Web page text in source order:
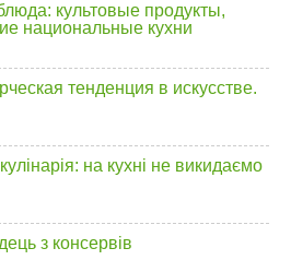
культовые продукты,
национальные кухни
тенденция в искусстве.
на кухні не викидаємо
з консервів